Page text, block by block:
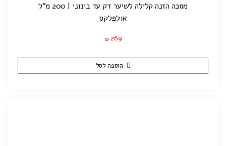
מסכה הזנה קלילה לשיער דק עד בינוני | 200 מ"ל
אולפלקס
₪ 269
הוספה לסל